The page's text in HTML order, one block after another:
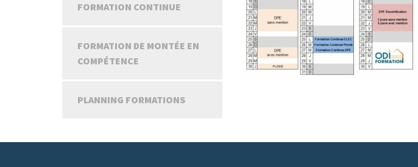
FORMATION CONTINUE
FORMATION DE MONTÉE EN
COMPÉTENCE
PLANNING FORMATIONS